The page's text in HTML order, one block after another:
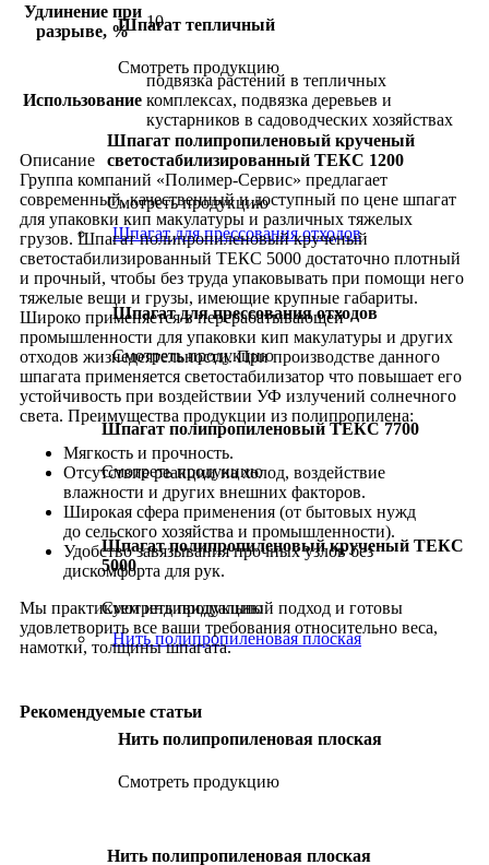
Шпагат тепличный
Смотреть продукцию
Шпагат полипропиленовый крученый
светостабилизированный ТЕКС 1200
Смотреть продукцию
Шпагат для прессования отходов
Шпагат для прессования отходов
Смотреть продукцию
Шпагат полипропиленовый ТЕКС 7700
Смотреть продукцию
Шпагат полипропиленовый крученый ТЕКС
5000
Смотреть продукцию
Нить полипропиленовая плоская
Нить полипропиленовая плоская
Смотреть продукцию
Нить полипропиленовая плоская
Удлинение при
разрыве, %
10
Использование
подвязка растений в тепличных
комплексах, подвязка деревьев и
кустарников в садоводческих хозяйствах
Описание
Группа компаний «Полимер-Сервис» предлагает
современный, качественный и доступный по цене шпагат
для упаковки кип макулатуры и различных тяжелых
грузов. Шпагат полипропиленовый крученый
светостабилизированный ТЕКС 5000 достаточно плотный
и прочный, чтобы без труда упаковывать при помощи него
тяжелые вещи и грузы, имеющие крупные габариты.
Широко применяется в перерабатывающей
промышленности для упаковки кип макулатуры и других
отходов жизнедеятельности. При производстве данного
шпагата применяется светостабилизатор что повышает его
устойчивость при воздействии УФ излучений солнечного
света. Преимущества продукции из полипропилена:
Мягкость и прочность.
Отсутствие реакции на холод, воздействие
влажности и других внешних факторов.
Широкая сфера применения (от бытовых нужд
до сельского хозяйства и промышленности).
Удобство завязывания прочных узлов без
дискомфорта для рук.
Мы практикуем индивидуальный подход и готовы
удовлетворить все ваши требования относительно веса,
намотки, толщины шпагата.
Рекомендуемые статьи